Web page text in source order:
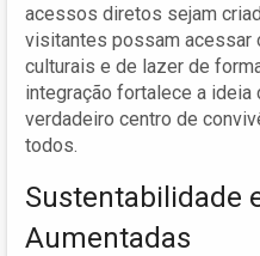
acessos diretos sejam
visitantes possam acessar
culturais e de lazer de
integração fortalece a ideia
verdadeiro centro de
todos.
Sustentabilidade
Aumentadas